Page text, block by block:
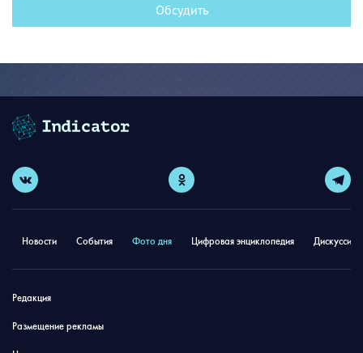
Обсудить
Новости События Фото дня Цифровая энциклопедия
Редакция
Размещение рекламы